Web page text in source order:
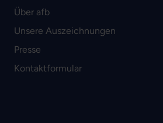
Über afb
Unsere Auszeichnungen
Presse
Kontaktformular